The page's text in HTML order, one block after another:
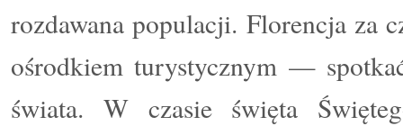
rozdawana populacji. Florencja za
ośrodkiem turystycznym —
świata. W czasie święta